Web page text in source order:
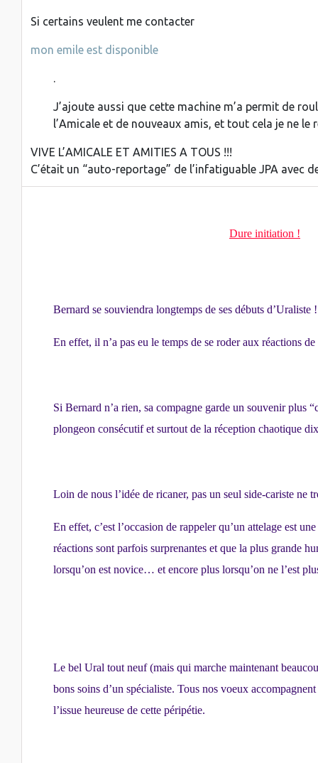
Si certains veulent me contacter
mon emile est disponible
.
J’ajoute aussi que cette machine m’a permit de
l’Amicale et de nouveaux amis, et tout cela je ne le
VIVE L’AMICALE ET AMITIES A TOUS !!!
C’était un “auto-reportage” de l’infatiguable JPA avec
Dure initiation !
Bernard se souviendra longtemps de ses débuts d’Uraliste
En effet, il n’a pas eu le temps de se roder aux réactions
Si Bernard n’a rien, sa compagne garde un souvenir plus
plongeon consécutif et surtout de la réception chaotique
Loin de nous l’idée de ricaner, pas un seul side-cariste ne
En effet, c’est l’occasion de rappeler qu’un attelage est
réactions sont parfois surprenantes et que la plus grande
lorsqu’on est novice… et encore plus lorsqu’on ne l’est
Le bel Ural tout neuf (mais qui marche maintenant
bons soins d’un spécialiste. Tous nos voeux
l’issue heureuse de cette péripétie.